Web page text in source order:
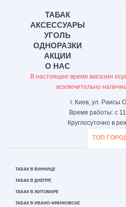
ТАБАК
АКСЕССУАРЫ
УГОЛЬ
ОДНОРАЗКИ
АКЦИИ
О НАС
В настоящее время магазин
исключительно
г. Киев, ул. Раисы
Время работы: с
Круглосуточно в
ТОП
ТАБАК В ВИННИЦЕ
ТАБАК В ДНЕПРЕ
ТАБАК В ЖИТОМИРЕ
ТАБАК В ИВАНО-ФРАНКОВСКЕ